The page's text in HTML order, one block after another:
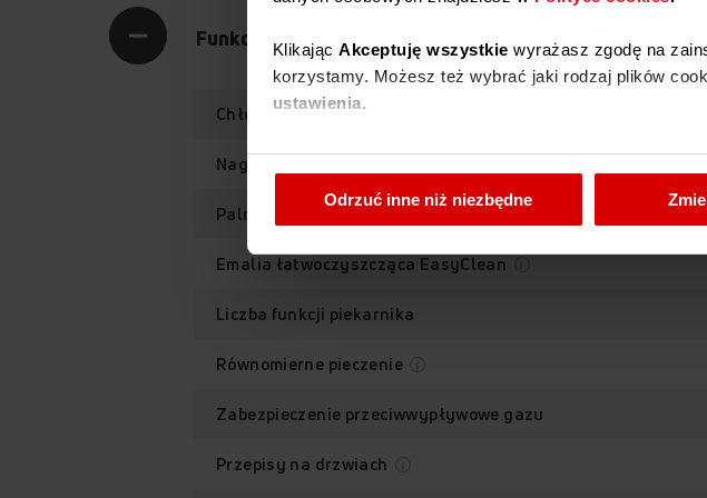
Klikając Akceptuję wszystkie wyrażasz zgodę na
korzystamy. Możesz też wybrać jaki rodzaj plików
ustawienia.
W każdej chwili możesz zmienić wybrane przez
Odrzuć inne niż niezbędne
Funkcjonalność
Chłodny front (3 szyby)
Nagrzew w
Palnik Wok
Emalia łatwoczyszcząca EasyClean
Liczba funkcji piekarnika
Równomierne pieczenie
Zabezpieczenie przeciwwypływowe gazu
Przepisy na drzwiach